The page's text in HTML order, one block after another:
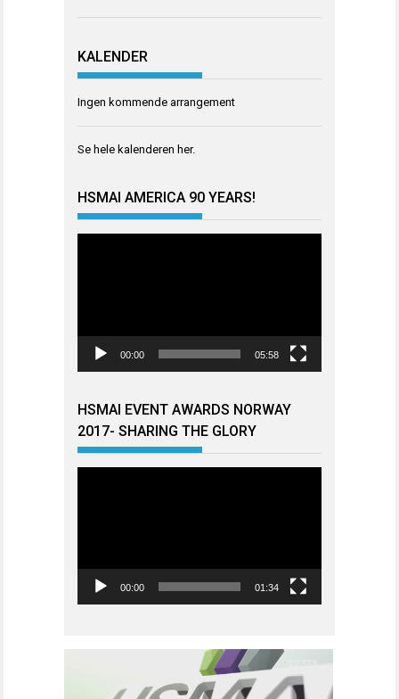
KALENDER
Ingen kommende arrangement
Se hele kalenderen her.
HSMAI AMERICA 90 YEARS!
00:00 05:58
HSMAI EVENT AWARDS NORWAY
2017- SHARING THE GLORY
00:00 01:34